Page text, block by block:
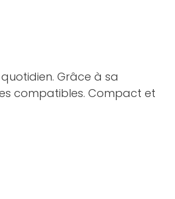
Grâce à sa
compatibles. Compact et